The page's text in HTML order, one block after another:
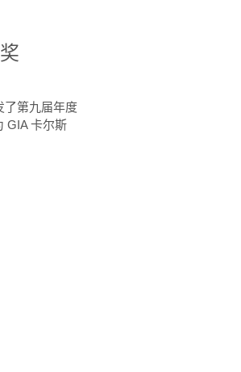
了第九届年度
GIA 卡尔斯